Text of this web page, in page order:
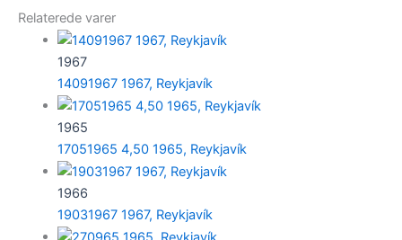
Relaterede varer
1967
14091967 1967, Reykjavík
1965
17051965 4,50 1965, Reykjavík
1966
19031967 1967, Reykjavík